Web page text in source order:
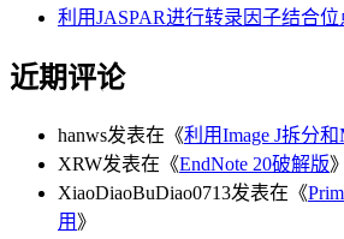
利用JASPAR进行转录因子结合位
近期评论
hanws发表在《利用Image J拆分
XRW发表在《EndNote 20破解版》
XiaoDiaoBuDiao0713发表在《
用 》